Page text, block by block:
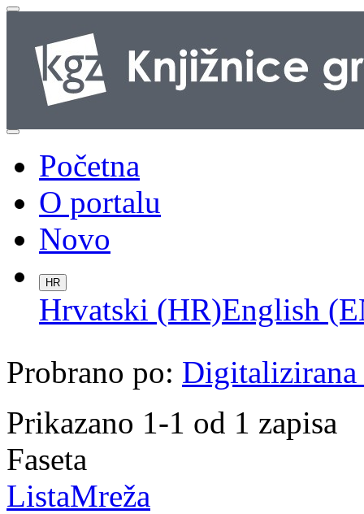
Početna
O portalu
Novo
HR
Hrvatski (HR)English
Probrano po: Digitalizirana
Prikazano 1-1 od 1 zapisa
Faseta
ListaMreža